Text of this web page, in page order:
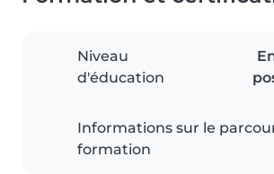
Niveau
d'éducation
Informations sur le
formation